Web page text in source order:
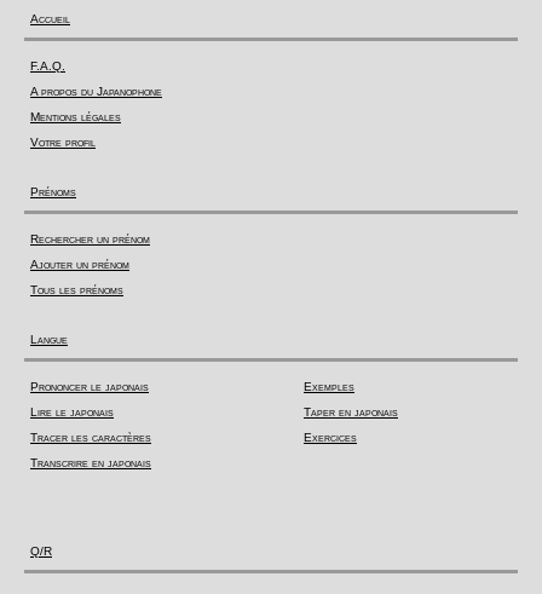
Accueil
F.A.Q.
A propos du Japanophone
Mentions légales
Votre profil
Prénoms
Rechercher un prénom
Ajouter un prénom
Tous les prénoms
Langue
Prononcer le japonais
Lire le japonais
Tracer les caractères
Transcrire en japonais
Exemples
Taper en japonais
Exercices
Q/R